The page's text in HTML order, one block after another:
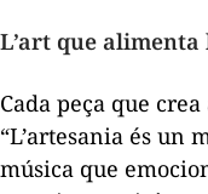
L’art que alimenta
Cada peça que
“L’artesania és un
música que